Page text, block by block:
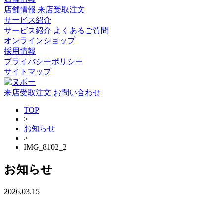
店舗情報 来店受取注文
サービス紹介
サービス紹介 よくあるご質問
オンラインショップ
採用情報
プライバシーポリシー
サイトマップ
来店受取注文 お問い合わせ
TOP
>
お知らせ
>
IMG_8102_2
お知らせ
2026.03.15